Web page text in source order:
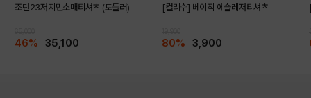
조던23저지민소매티셔츠 (토들러)
46% 35,100
[컬리수] 베이직 에슬레저티셔츠
80% 3,900